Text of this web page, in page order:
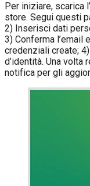
Per iniziare, scarica
store. Segui questi
2) Inserisci dati
3) Conferma l’email
credenziali create;
d’identità. Una
notifica per gli